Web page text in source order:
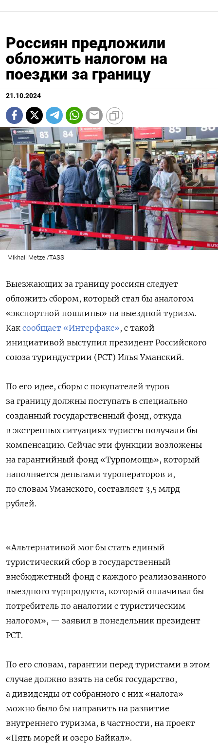
Россиян предложили
обложить налогом на
поездки за границу
21.10.2024
Mikhail Metzel/TASS
Выезжающих за границу россиян следует
обложить сбором, который стал бы аналогом
«экспортной пошлины» на выездной туризм.
Как сообщает «Интерфакс», с такой
инициативой выступил президент Российского
союза туриндустрии (РСТ) Илья Уманский.
По его идее, сборы с покупателей туров
за границу должны поступать в специально
созданный государственный фонд, откуда
в экстренных ситуациях туристы получали бы
компенсацию. Сейчас эти функции возложены
на гарантийный фонд «Турпомощь», который
наполняется деньгами туроператоров и,
по словам Уманского, составляет 3,5 млрд
рублей.
«Альтернативой мог бы стать единый
туристический сбор в государственный
внебюджетный фонд с каждого реализованного
выездного турпродукта, который оплачивал бы
потребитель по аналогии с туристическим
налогом», — заявил в понедельник президент
РСТ.
По его словам, гарантии перед туристами в этом
случае должно взять на себя государство,
а дивиденды от собранного с них «налога»
можно было бы направить на развитие
внутреннего туризма, в частности, на проект
«Пять морей и озеро Байкал».